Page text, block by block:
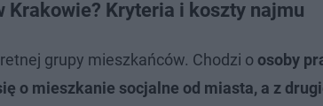
Krakowie? Kryteria i koszty najmu
grupy mieszkańców. Chodzi o osoby
o mieszkanie socjalne od miasta, a z